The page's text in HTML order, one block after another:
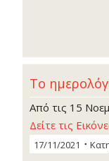
Το
Από τις 15
Δείτε τις
17/11/2021